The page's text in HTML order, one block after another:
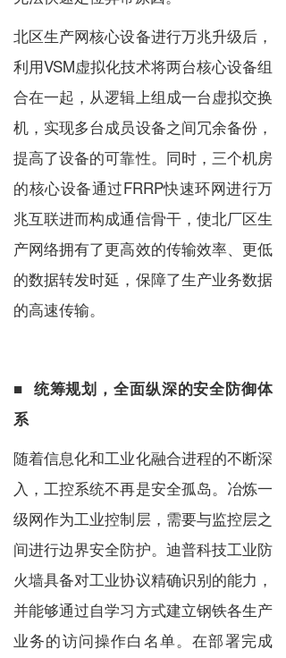
北区生产网核心设备进行万兆升级后，
利用VSM虚拟化技术将两台核心设备组
合在一起，从逻辑上组成一台虚拟交换
机，实现多台成员设备之间冗余备份，
提高了设备的可靠性。同时，三个机房
的核心设备通过FRRP快速环网进行万
兆互联进而构成通信骨干，使北厂区生
产网络拥有了更高效的传输效率、更低
的数据转发时延，保障了生产业务数据
的高速传输。
■ 统筹规划，全面纵深的安全防御体
系
随着信息化和工业化融合进程的不断深
入，工控系统不再是安全孤岛。冶炼一
级网作为工业控制层，需要与监控层之
间进行边界安全防护。迪普科技工业防
火墙具备对工业协议精确识别的能力，
并能够通过自学习方式建立钢铁各生产
业务的访问操作白名单。在部署完成